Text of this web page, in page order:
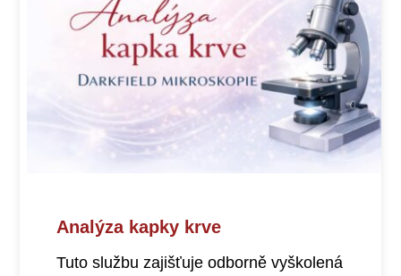
Analýza kapky krve
Tuto službu zajišťuje odborně vyškolená